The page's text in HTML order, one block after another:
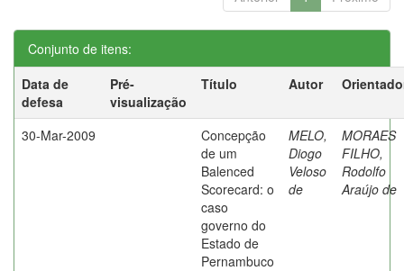
Conjunto de itens:
Data de
defesa
Pré-
visualização
Título Autor
30-Mar-2009
Concepção
de um
Balenced
Scorecard: o
caso
governo do
Estado de
Pernambuco
MELO,
Diogo
Veloso
de
MORAES
FILHO,
Rodolfo
Araújo de